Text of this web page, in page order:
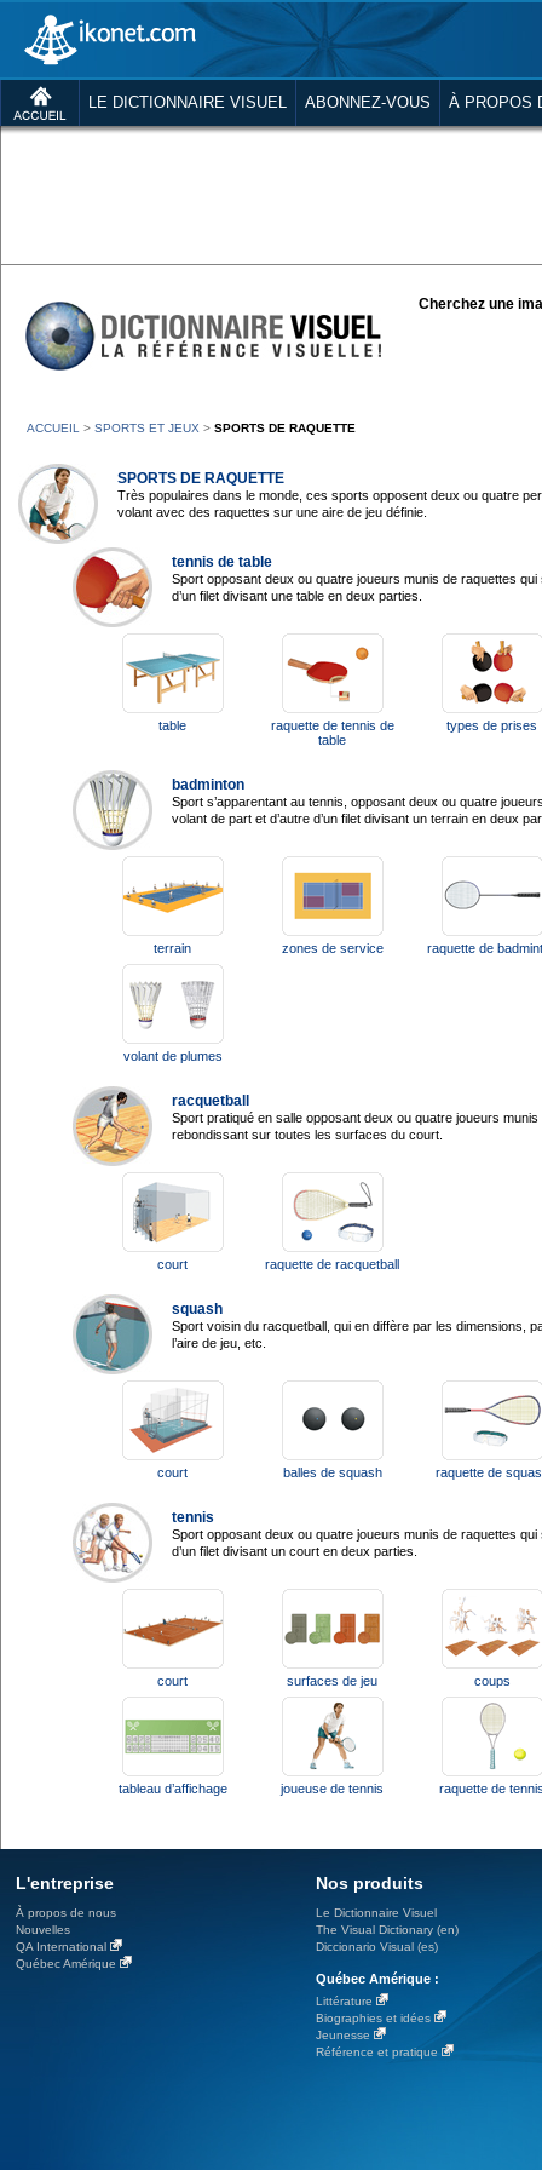
LE DICTIONNAIRE VISUEL ABONNEZ-VOUS À PROPOS
Cherchez une
ACCUEIL > SPORTS ET JEUX > SPORTS DE RAQUETTE
SPORTS DE RAQUETTE
Très populaires dans le monde, ces sports opposent deux ou quatre
volant avec des raquettes sur une aire de jeu définie.
tennis de table
Sport opposant deux ou quatre joueurs munis de raquettes qui
d’un filet divisant une table en deux parties.
table
raquette de tennis de
table
types de prises
badminton
Sport s’apparentant au tennis, opposant deux ou quatre
volant de part et d’autre d’un filet divisant un terrain en deux
terrain zones de service raquette de
volant de plumes
racquetball
Sport pratiqué en salle opposant deux ou quatre joueurs
rebondissant sur toutes les surfaces du court.
court raquette de racquetball
squash
Sport voisin du racquetball, qui en diffère par les dimensions,
l’aire de jeu, etc.
court balles de squash raquette de
tennis
Sport opposant deux ou quatre joueurs munis de raquettes qui
d’un filet divisant un court en deux parties.
court surfaces de jeu coups
tableau d’affichage joueuse de tennis raquette de
L'entreprise
À propos de nous
Nouvelles
QA International
Québec Amérique
Nos produits
Le Dictionnaire Visuel
The Visual Dictionary (en)
Diccionario Visual (es)
Québec Amérique :
Littérature
Biographies et idées
Jeunesse
Référence et pratique